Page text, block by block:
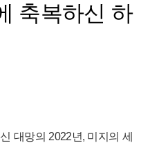
축복하신 하
대망의 2022년, 미지의 세